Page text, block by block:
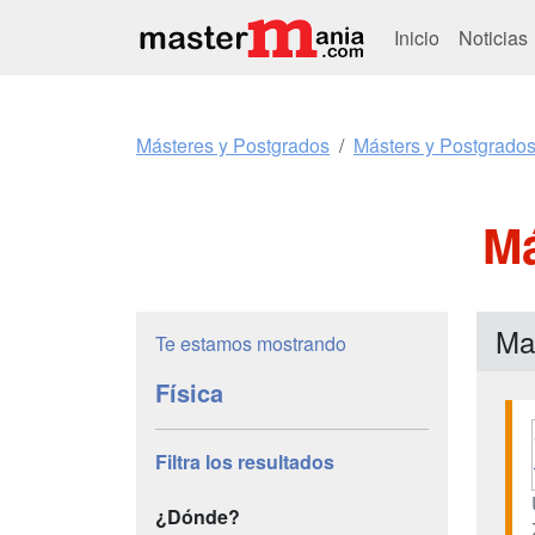
Inicio Noticias
Másteres y Postgrados Másters y
Te estamos mostrando
Física
Filtra los resultados
¿Dónde?